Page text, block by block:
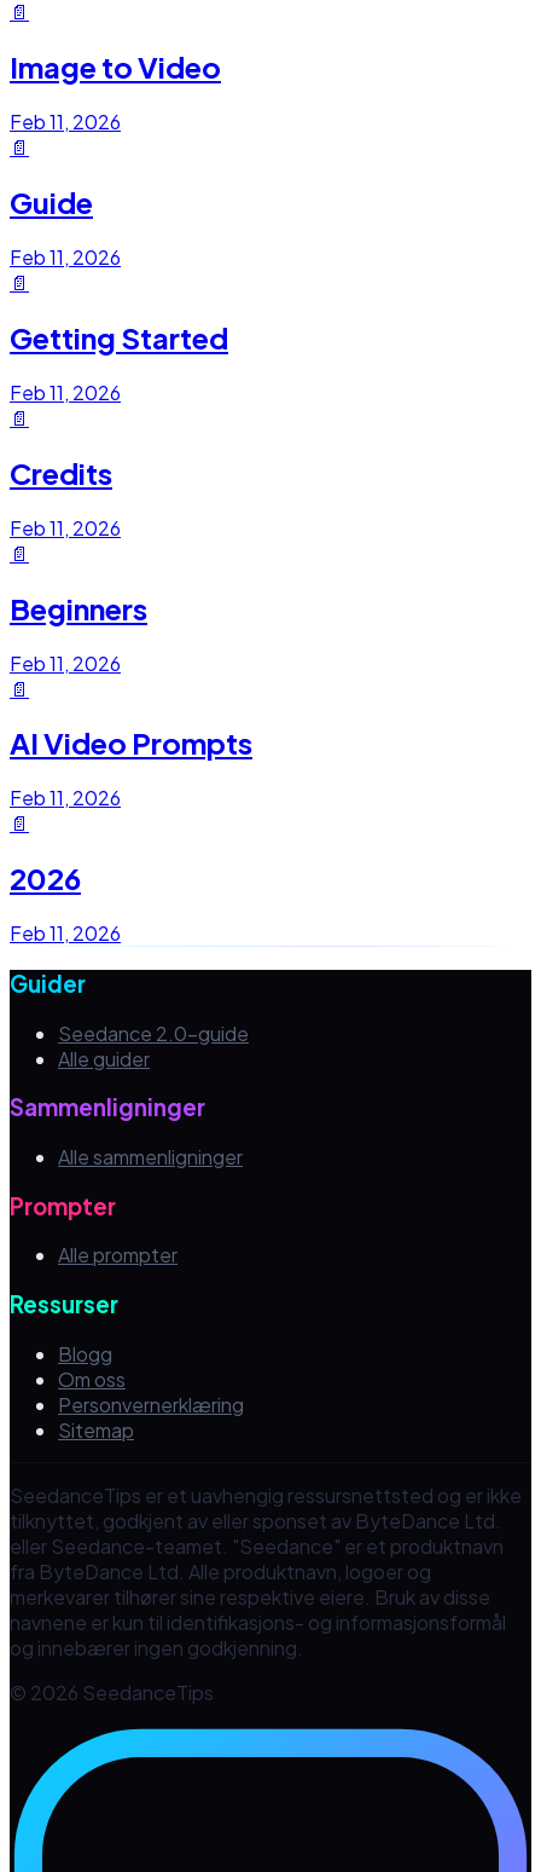
📄
Image to Video
Feb 11, 2026
📄
Guide
Feb 11, 2026
📄
Getting Started
Feb 11, 2026
📄
Credits
Feb 11, 2026
📄
Beginners
Feb 11, 2026
📄
AI Video Prompts
Feb 11, 2026
📄
2026
Feb 11, 2026
Guider
Seedance 2.0-guide
Alle guider
Sammenligninger
Alle sammenligninger
Prompter
Alle prompter
Ressurser
Blogg
Om oss
Personvernerklæring
Sitemap
SeedanceTips er et uavhengig ressursnettsted og er ikke
tilknyttet, godkjent av eller sponset av ByteDance Ltd.
eller Seedance-teamet. "Seedance" er et produktnavn
fra ByteDance Ltd. Alle produktnavn, logoer og
merkevarer tilhører sine respektive eiere. Bruk av disse
navnene er kun til identifikasjons- og informasjonsformål
og innebærer ingen godkjenning.
© 2026 SeedanceTips